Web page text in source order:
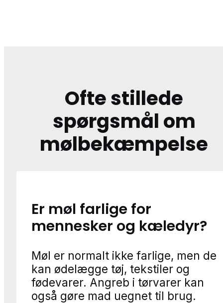
Ofte stillede
spørgsmål om
mølbekæmpelse
Er møl farlige for
mennesker og kæledyr?
Møl er normalt ikke farlige, men de
kan ødelægge tøj, tekstiler og
fødevarer. Angreb i tørvarer kan
også gøre mad uegnet til brug.